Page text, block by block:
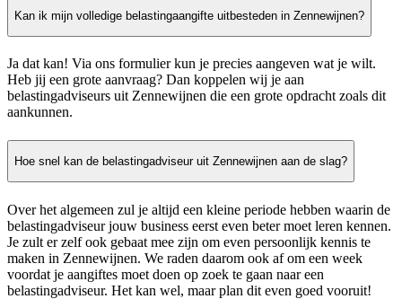
Kan ik mijn volledige belastingaangifte uitbesteden in Zennewijnen?
Ja dat kan! Via ons formulier kun je precies aangeven wat je wilt.
Heb jij een grote aanvraag? Dan koppelen wij je aan
belastingadviseurs uit Zennewijnen die een grote opdracht zoals dit
aankunnen.
Hoe snel kan de belastingadviseur uit Zennewijnen aan de slag?
Over het algemeen zul je altijd een kleine periode hebben waarin de
belastingadviseur jouw business eerst even beter moet leren kennen.
Je zult er zelf ook gebaat mee zijn om even persoonlijk kennis te
maken in Zennewijnen. We raden daarom ook af om een week
voordat je aangiftes moet doen op zoek te gaan naar een
belastingadviseur. Het kan wel, maar plan dit even goed vooruit!